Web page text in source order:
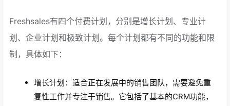
Freshsales有四个付费计划，分别是增长计划、专业计
划、企业计划和极致计划。每个计划都有不同的功能和限
制，具体如下：
增长计划：适合正在发展中的销售团队，需要避免重
复性工作并专注于销售。它包括了基本的CRM功能，